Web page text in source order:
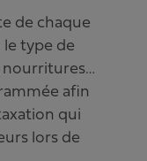
de chaque
type de
nourritures…
afin
qui
lors de